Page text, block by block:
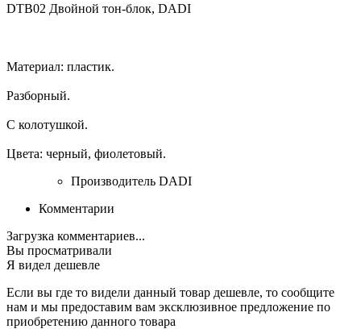
DTB02 Двойной тон-блок, DADI
Материал: пластик.
Разборный.
С колотушкой.
Цвета: черный, фиолетовый.
Производитель DADI
Комментарии
Загрузка комментариев...
Вы просматривали
Я видел дешевле
Если вы где то видели данный товар дешевле, то сообщите
нам и мы предоставим вам эксклюзивное предложение по
приобретению данного товара